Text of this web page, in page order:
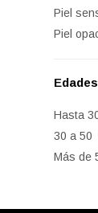
Piel
Piel
Edades
Hasta
30 a 50
Más de